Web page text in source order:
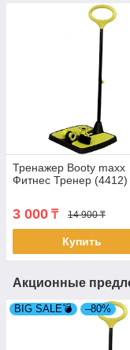
Тренажер Booty maxx
Фитнес Тренер (4412)
3 000 ₸ 14 900 ₸
Купить
Акционные
BIG SALE💣 –80%